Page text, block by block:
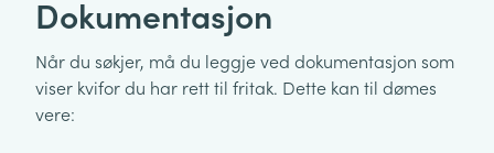
Dokumentasjon
Når du søkjer, må du leggje ved dokumentasjon som
viser kvifor du har rett til fritak. Dette kan til dømes
vere: